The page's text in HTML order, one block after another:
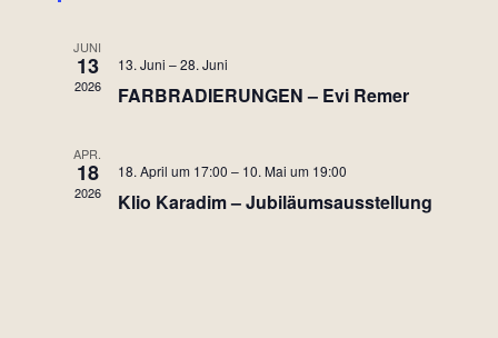
JUNI
13
2026
13. Juni –28. Juni
FARBRADIERUNGEN – Evi Remer
APR.
18
2026
18. April um 17:00 – 10. Mai um 19:00
Klio Karadim – Jubiläumsausstellung